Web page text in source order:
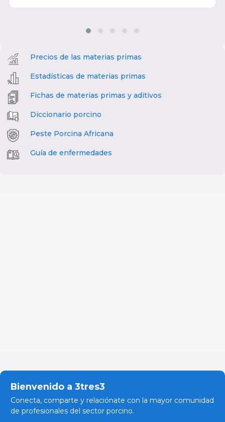
Precios de las materias primas
Estadísticas de materias primas
Fichas de materias primas y aditivos
Diccionario porcino
Peste Porcina Africana
Guía de enfermedades
Bienvenido a 3tres3
Conecta, comparte y relaciónate con la mayor comunidad
de profesionales del sector porcino.